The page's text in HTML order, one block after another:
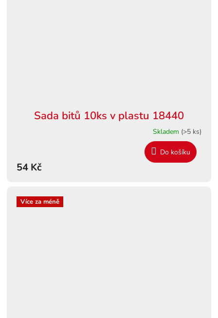
Sada bitů 10ks v plastu 18440
Skladem (>5 ks)
54 Kč
Do košíku
Více za méně